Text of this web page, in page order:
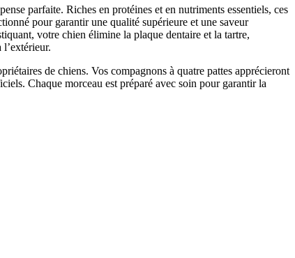
parfaite. Riches en protéines et en nutriments essentiels, ces
pour garantir une qualité supérieure et une saveur
votre chien élimine la plaque dentaire et la tartre,
de chiens. Vos compagnons à quatre pattes apprécieront
Chaque morceau est préparé avec soin pour garantir la